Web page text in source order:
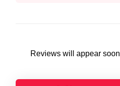
Reviews will appear soon